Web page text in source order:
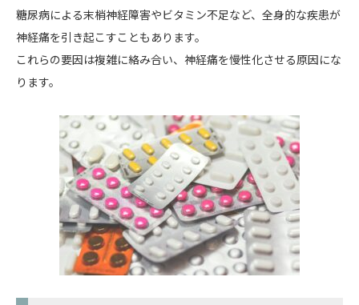
糖尿病による末梢神経障害やビタミン不足など、全身的な疾患が
神経痛を引き起こすこともあります。
これらの要因は複雑に絡み合い、神経痛を慢性化させる原因にな
ります。